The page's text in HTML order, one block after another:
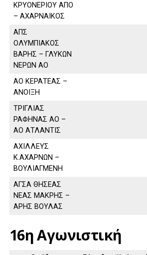
ΚΡΥΟΝΕΡΙΟΥ ΑΠΟ
– ΑΧΑΡΝΑΙΚΟΣ
ΑΠΣ
ΟΛΥΜΠΙΑΚΟΣ
ΒΑΡΗΣ – ΓΛΥΚΩΝ
ΝΕΡΩΝ ΑΟ
ΑΟ ΚΕΡΑΤΕΑΣ –
ΑΝΟΙΞΗ
ΤΡΙΓΛΙΑΣ
ΡΑΦΗΝΑΣ ΑΟ –
ΑΟ ΑΤΛΑΝΤΙΣ
ΑΧΙΛΛΕΥΣ
Κ.ΑΧΑΡΝΩΝ –
ΒΟΥΛΙΑΓΜΕΝΗ
ΑΓΣΑ ΘΗΣΕΑΣ
ΝΕΑΣ ΜΑΚΡΗΣ –
ΑΡΗΣ ΒΟΥΛΑΣ
16η Αγωνιστική